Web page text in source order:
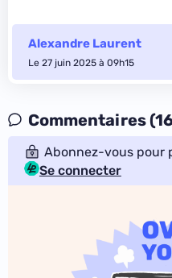
Alexandre Laurent
Le 27 juin 2025 à 09h15
Commentaires
Abonnez-vous pour
Se connecter